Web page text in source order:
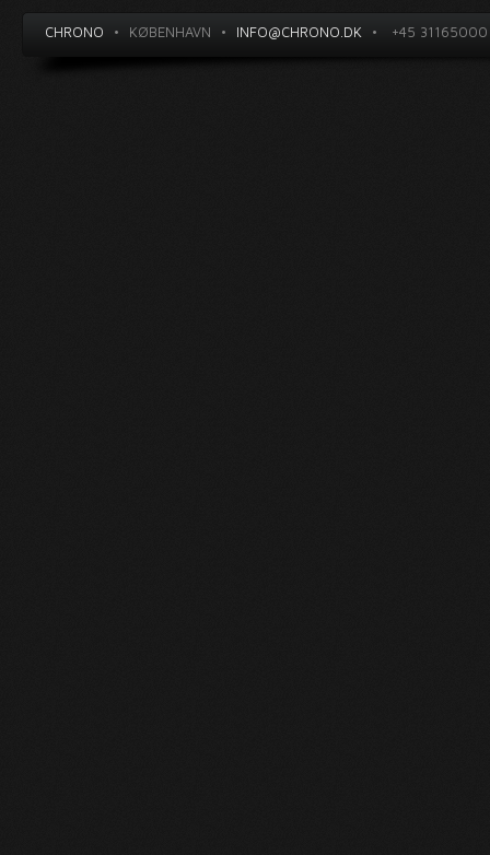
CHRONO • KØBENHAVN • INFO@CHRONO.DK • +45 31165000